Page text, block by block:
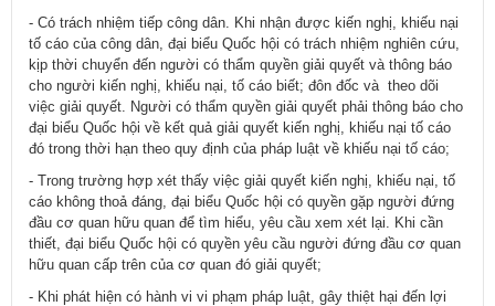
- Có trách nhiệm tiếp công dân. Khi nhận được kiến nghị, khiếu nại
tố cáo của công dân, đại biểu Quốc hội có trách nhiệm nghiên cứu,
kịp thời chuyển đến người có thẩm quyền giải quyết và thông báo
cho người kiến nghị, khiếu nại, tố cáo biết; đôn đốc và theo dõi
việc giải quyết. Người có thẩm quyền giải quyết phải thông báo cho
đại biểu Quốc hội về kết quả giải quyết kiến nghị, khiếu nại tố cáo
đó trong thời hạn theo quy định của pháp luật về khiếu nại tố cáo;
- Trong trường hợp xét thấy việc giải quyết kiến nghị, khiếu nại, tố
cáo không thoả đáng, đại biểu Quốc hội có quyền gặp người đứng
đầu cơ quan hữu quan để tìm hiểu, yêu cầu xem xét lại. Khi cần
thiết, đại biểu Quốc hội có quyền yêu cầu người đứng đầu cơ quan
hữu quan cấp trên của cơ quan đó giải quyết;
- Khi phát hiện có hành vi vi phạm pháp luật, gây thiệt hại đến lợi